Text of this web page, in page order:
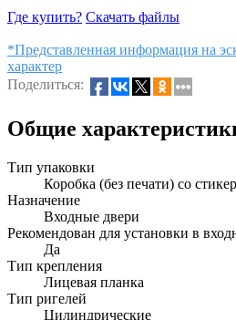
Где купить? Скачать файлы
*Представленная информация на
характер
Поделиться:
Общие
Тип упаковки
Коробка (без печати) со
Назначение
Входные двери
Рекомендован для установки в
Да
Тип крепления
Лицевая планка
Тип ригелей
Цилиндрические